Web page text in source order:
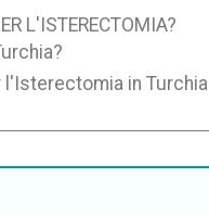
L'ISTERECTOMIA?
in Turchia